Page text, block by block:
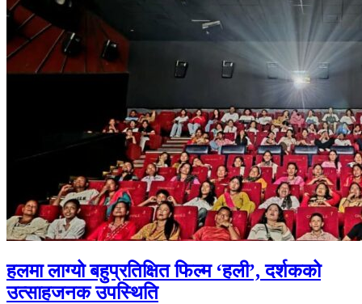
हलमा लाग्यो बहुप्रतिक्षित फिल्म ‘हली’, दर्शकको
उत्साहजनक उपस्थिति